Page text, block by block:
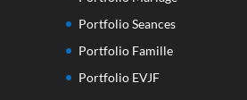
Portfolio Seances
Portfolio Famille
Portfolio EVJF